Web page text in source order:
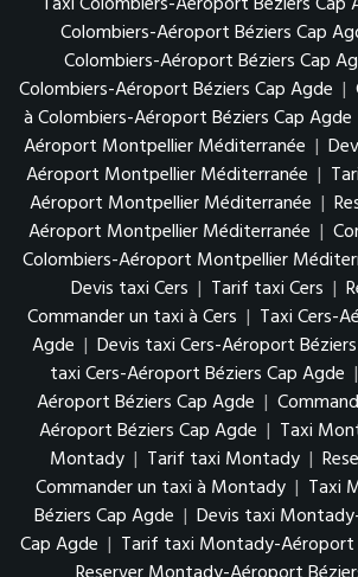
Colombiers-Aéroport Béziers Cap
Colombiers-Aéroport Béziers Cap
Colombiers-Aéroport Béziers Cap Agde |
à Colombiers-Aéroport Béziers Cap Agde
Aéroport Montpellier Méditerranée |
Aéroport Montpellier Méditerranée |
Aéroport Montpellier Méditerranée |
Aéroport Montpellier Méditerranée |
Colombiers-Aéroport Montpellier
Devis taxi Cers | Tarif taxi Cers |
Commander un taxi à Cers | Taxi Cers-
Agde | Devis taxi Cers-Aéroport
taxi Cers-Aéroport Béziers Cap Agde |
Aéroport Béziers Cap Agde |
Aéroport Béziers Cap Agde | Taxi
Montady | Tarif taxi Montady |
Commander un taxi à Montady | Taxi
Béziers Cap Agde | Devis taxi
Cap Agde | Tarif taxi Montady-Aéroport